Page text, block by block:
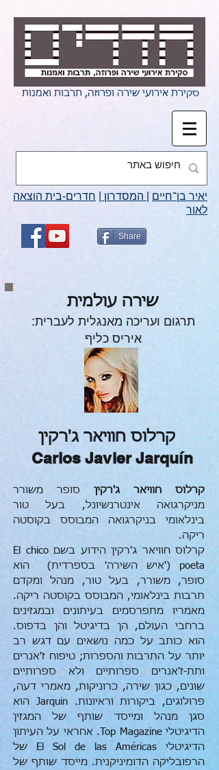
סקירת אירועי שירה ופרוזה, תרבות ואמנות
יאיר בן־חיים המסדרון
חדרים-בית הוצאה
לאור
Share
שירה עולמית
תרגום ועריכה מאנגלית לעברית:
איריס כליף
קרלוס חוויאר ג'רקין סופר משורר
מניקרגואה אינטרנשיונל, בעל טור
בינלאומי בניקרגואה המבוסס בקוסטה
ריקה.
קרלוס חוויאר ג'רקין הידוע בשם El chico
poeta ('איש השירה' בספרדית) הוא
סופר, משורר, בעל טור, מנהל ומקדם
תרבות בינלאומי, המבוסס בקוסטה ריקה.
מאמריו מתפרסמים בעיתונים ובמגזינים
ברחבי העולם, הן בדיגיטל והן בדפוס.
הוא כותב על כמה נושאים עם דגש רב
יותר על התרבות והספרות; טיפוח ז'אנרים
ותת-ז'אנרים ספרותיים ולא ספרותיים
שונים, כגון שירה, כרוניקות, מאמרי דעה,
פרולוגים, ביקורות וראיונות. Jarquin הוא
סגן מנהל ומייסד שותף של המגזין
הדיגיטלי Top Magazine. אחראי על העיתון
הדיגיטלי El Sol de las Américas של
הרפובליקה הדומיניקנית. מייסד שותף של
Carlos Javier Jarquín